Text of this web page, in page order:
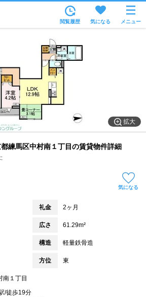
住所から
家賃相場から
通勤通学時間から
物件特集から
TOP
閲覧履歴 気になる メニュー
拡大
練馬区中村南１丁目の賃貸物件詳細
気になる
礼金 2ヶ月
広さ 61.29m²
構造 軽量鉄骨造
方位 東
南１丁目
/徒歩19分